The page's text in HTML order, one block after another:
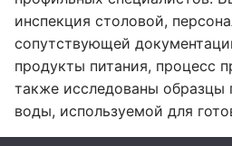
инспекция столовой,
сопутствующей
продукты питания, процесс
также исследованы образцы
воды, используемой для